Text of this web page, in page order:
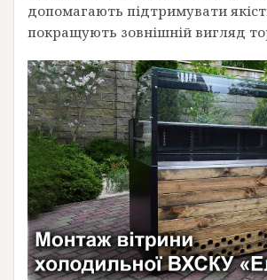
допомагають підтримувати
покращують зовнішній вигляд